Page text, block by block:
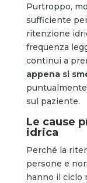
Purtroppo,
sufficiente
ritenzione
frequenza
continui a
appena si
sul paziente.
Le cause
idrica
Perché la
persone e
hanno il ciclo